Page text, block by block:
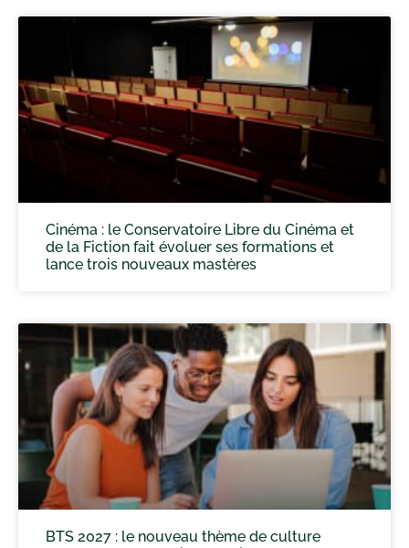
Cinéma : le Conservatoire Libre du Cinéma et
de la Fiction fait évoluer ses formations et
lance trois nouveaux mastères
BTS 2027 : le nouveau thème de culture